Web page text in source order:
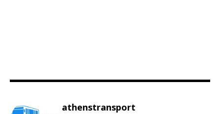
athenstransport